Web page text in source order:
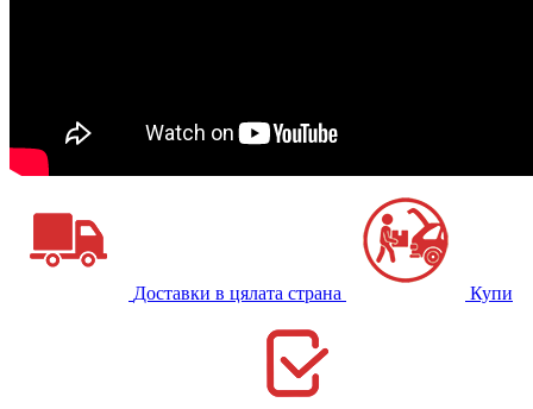
Доставки в цялата страна Купи